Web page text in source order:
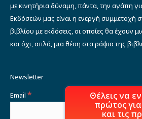
με κινητήρια δύναμη, πάντα, την αγάπη
Εκδόσεών μας είναι η ενεργή συμμετοχή
βιβλίου με εκδόσεις, οι οποίες θα έχουν
και όχι, απλά, μια θέση στα ράφια της
Newsletter
Email *
Θέλεις να
πρώτος
και τις